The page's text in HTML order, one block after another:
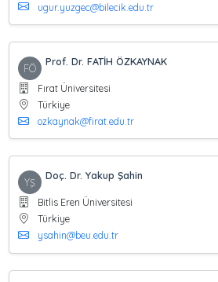
ugur.yuzgec@bilecik.edu.tr
FÖ
Prof. Dr. FATİH ÖZKAYNAK
Fırat Üniversitesi
Türkiye
ozkaynak@firat.edu.tr
YŞ
Doç. Dr. Yakup Şahin
Bitlis Eren Üniversitesi
Türkiye
ysahin@beu.edu.tr